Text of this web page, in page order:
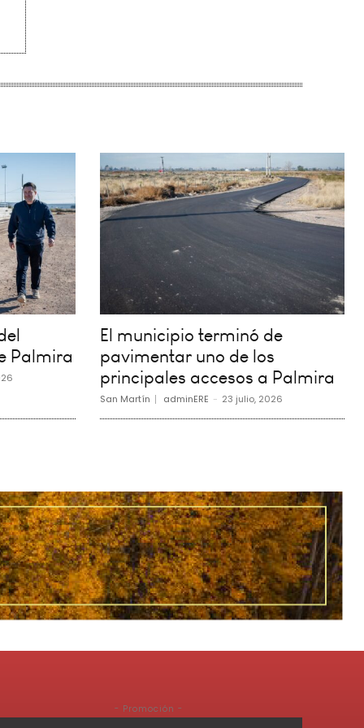
Palmira
El municipio terminó de
pavimentar uno de los
principales accesos a Palmira
San Martín adminERE - 23 julio, 2026
- Promoción -